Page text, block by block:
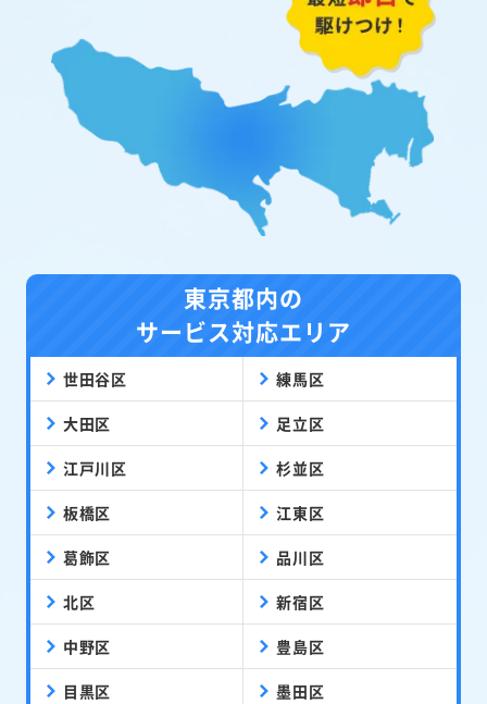
東京都内の
サービス対応エリア
世田谷区 練馬区
大田区 足立区
江戸川区 杉並区
板橋区 江東区
葛飾区 品川区
北区 新宿区
中野区 豊島区
目黒区 墨田区